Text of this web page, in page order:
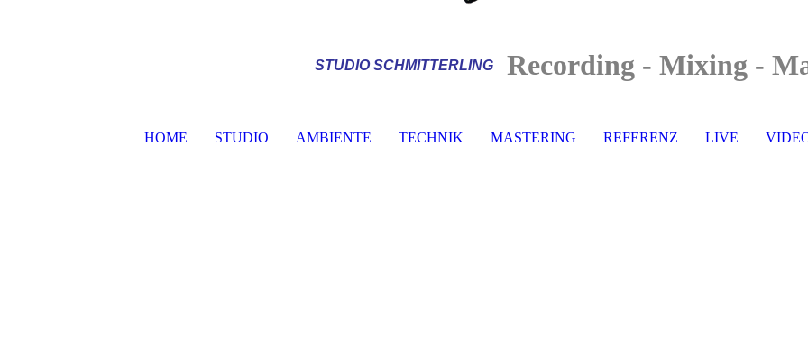
STUDIO SCHMITTERLING Recording - Mixing -
HOME STUDIO AMBIENTE TECHNIK MASTERING REFERENZ LIVE